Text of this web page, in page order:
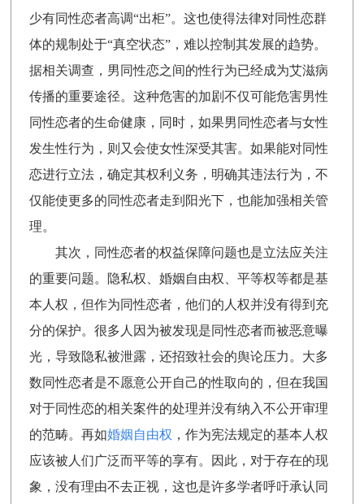
少有同性恋者高调“出柜”。这也使得法律对同性恋群
体的规制处于“真空状态”，难以控制其发展的趋势。
据相关调查，男同性恋之间的性行为已经成为艾滋病
传播的重要途径。这种危害的加剧不仅可能危害男性
同性恋者的生命健康，同时，如果男同性恋者与女性
发生性行为，则又会使女性深受其害。如果能对同性
恋进行立法，确定其权利义务，明确其违法行为，不
仅能使更多的同性恋者走到阳光下，也能加强相关管
理。
其次，同性恋者的权益保障问题也是立法应关注
的重要问题。隐私权、婚姻自由权、平等权等都是基
本人权，但作为同性恋者，他们的人权并没有得到充
分的保护。很多人因为被发现是同性恋者而被恶意曝
光，导致隐私被泄露，还招致社会的舆论压力。大多
数同性恋者是不愿意公开自己的性取向的，但在我国
对于同性恋的相关案件的处理并没有纳入不公开审理
的范畴。再如婚姻自由权 ，作为宪法规定的基本人权
应该被人们广泛而平等的享有。因此，对于存在的现
象，没有理由不去正视，这也是许多学者呼吁承认同